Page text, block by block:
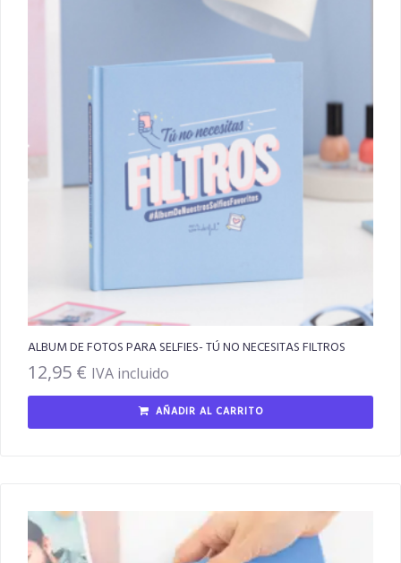
ALBUM DE FOTOS PARA SELFIES- TÚ NO NECESITAS FILTROS
12,95 € IVA incluido
AÑADIR AL CARRITO